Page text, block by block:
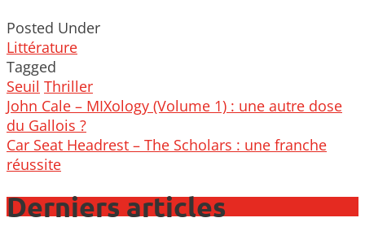
Posted Under
Littérature
Tagged
Seuil Thriller
Post
navigation
John Cale – MIXology (Volume 1) : une autre dose
du Gallois ?
Car Seat Headrest – The Scholars : une franche
réussite
Derniers articles